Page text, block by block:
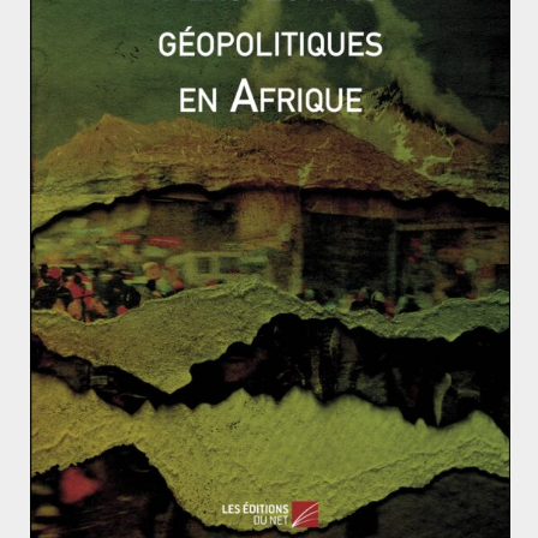
auprès du Trésor public français ».
Mais la faible bancarisation des économies de la zone
Franc empêche à la politique monétaire de jouer son
rôle de transmetteur d’impulsions à l’économie réelle.
En effet, les banques commerciales africaines
concernées sollicitent traditionnellement beaucoup
moins des financements auprès de la banque centrale
que leurs homologues européennes, dans la mesure où
elles disposent de suffisamment de liquidités pour
faire face aux besoins de leurs clientèle et engagent
une part relativement faible de leur bilan dans les
activités de marché. La composante monétaire de
l’inflation y est donc quasi-inexistante.
Enfin, certains pays africains membres de l’UEMOA
désireux de s’affranchir du Franc CFA n’hésitent pas à
se tourner vers une nouvelle monnaie, le cauri, du nom
d’un coquillage qui a longtemps servi de monnaie sur